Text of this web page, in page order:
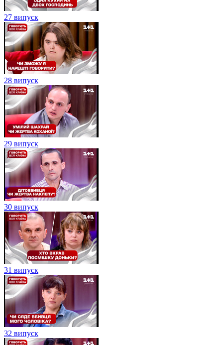
27 випуск
28 випуск
29 випуск
30 випуск
31 випуск
32 випуск